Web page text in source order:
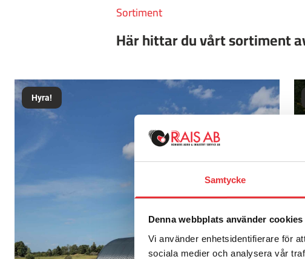
Samtycke
Denna webbplats använder cookies
Vi använder enhetsidentifierare för
sociala medier och analysera vår
Sortiment
Här hittar du vårt sortiment
Hyra!